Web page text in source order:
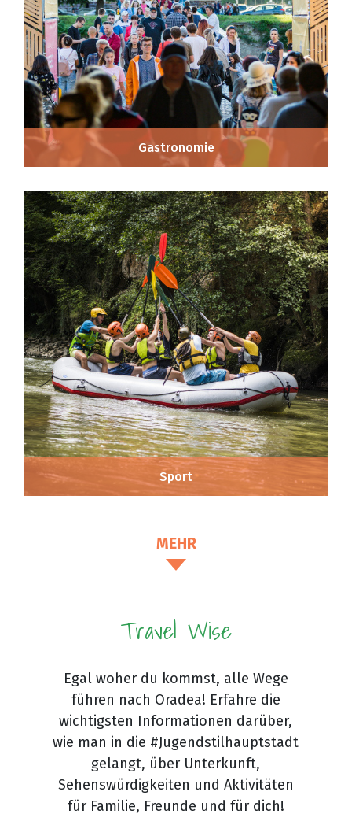
Gastronomie
Sport
MEHR
Travel Wise
Egal woher du kommst, alle Wege
führen nach Oradea! Erfahre die
wichtigsten Informationen darüber,
wie man in die #Jugendstilhauptstadt
gelangt, über Unterkunft,
Sehenswürdigkeiten und Aktivitäten
für Familie, Freunde und für dich!